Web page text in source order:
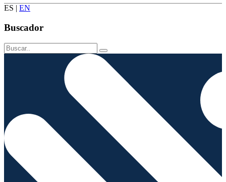
ES | EN
Buscador